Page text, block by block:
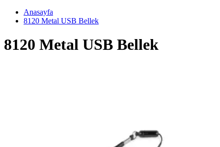
Anasayfa
8120 Metal USB Bellek
8120 Metal USB Bellek